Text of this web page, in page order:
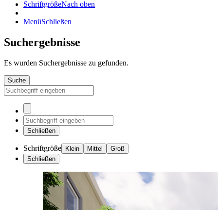
SchriftgrößeNach oben
MenüSchließen
Suchergebnisse
Es wurden Suchergebnisse zu gefunden.
Suche
Schließen
Schriftgröße Klein Mittel
Groß
Schließen